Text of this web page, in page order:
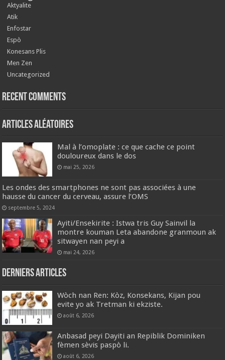
Aktyalite
Atik
Enfostar
Espò
Konesans Plis
Men Zen
Uncategorized
Recent Comments
Articles aléatoires
Mal à l’omoplate : ce que cache ce point
douloureux dans le dos
mai 25, 2026
Les ondes des smartphones ne sont pas associées à une
hausse du cancer du cerveau, assure l’OMS
septembre 5, 2024
‎Ayiti/Ensekirite : Istwa tris Guy Sainvil la
‎montre kouman Leta abandone granmoun ak
sitwayen nan peyi a
mai 24, 2026
Derniers articles
Wòch nan Ren: Kòz, Konsekans, Kijan pou
evite yo ak Tretman ki ekziste.
août 6, 2026
Anbasad peyi Dayiti an Repiblik Dominiken
fèmen sèvis paspò li.
août 6, 2026